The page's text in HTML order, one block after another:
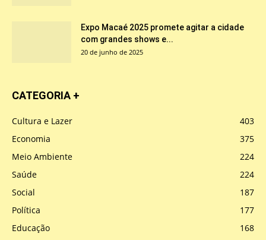
Expo Macaé 2025 promete agitar a cidade
com grandes shows e...
20 de junho de 2025
CATEGORIA +
Cultura e Lazer
403
Economia
375
Meio Ambiente
224
Saúde
224
Social
187
Política
177
Educação
168